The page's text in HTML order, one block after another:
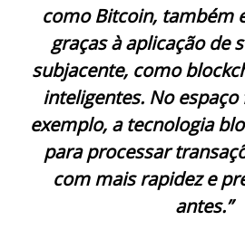
como Bitcoin, também
graças à aplicação de
subjacente, como
inteligentes. No
exemplo, a tecnologia
para processar
com mais rapidez e
antes.”